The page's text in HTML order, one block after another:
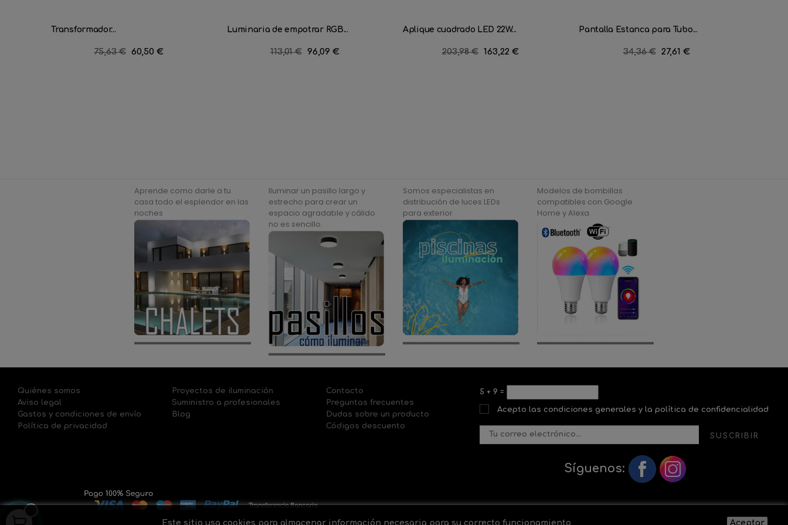
Transformador...
Precio
75,63 € Precio
60,50 €
Luminaria de empotrar RGB...
Precio
113,01 € Precio
96,09 €
Aplique cuadrado LED 22W...
Precio
203,98 € Precio
163,22 €
Pantalla Estanca para Tubo...
Precio
34,36 € Precio
27,61 €
Aprende como darle a tu
casa todo el esplendor en las
noches
Iluminar un pasillo largo y
estrecho para crear un
espacio agradable y cálido
no es sencillo.
Somos especialistas en
distribución de luces LEDs
para exterior
Modelos de bombillas
compatibles con Google
Home y Alexa
Quiénes somos
Aviso legal
Gastos y condiciones de envío
Política de privacidad
Proyectos de iluminación
Suministro a profesionales
Blog
Contacto
Preguntas frecuentes
Dudas sobre un producto
Códigos descuento
5 + 9 =
Acepto las condiciones generales y la política de confidencialidad
SUSCRIBIR
Síguenos:
Este sitio usa cookies para almacenar información necesaria para su correcto funcionamiento Aceptar